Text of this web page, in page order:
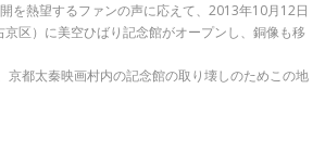
を熱望するファンの声に応えて、2013年10月12日
区）に美空ひばり記念館がオープンし、銅像も移
京都太秦映画村内の記念館の取り壊しのためこの地